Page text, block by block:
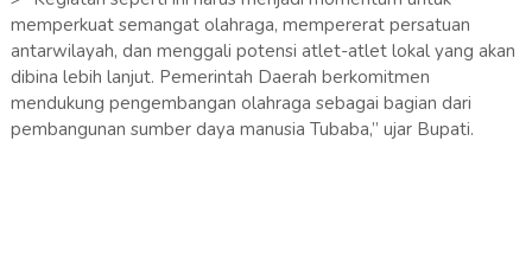
memperkuat semangat olahraga, mempererat persatuan
antarwilayah, dan menggali potensi atlet-atlet lokal yang akan
dibina lebih lanjut. Pemerintah Daerah berkomitmen
mendukung pengembangan olahraga sebagai bagian dari
pembangunan sumber daya manusia Tubaba,” ujar Bupati.